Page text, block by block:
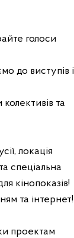
голоси
до виступів і
та
локація
спеціальна
кінопоказів!
та інтернет!
проектам